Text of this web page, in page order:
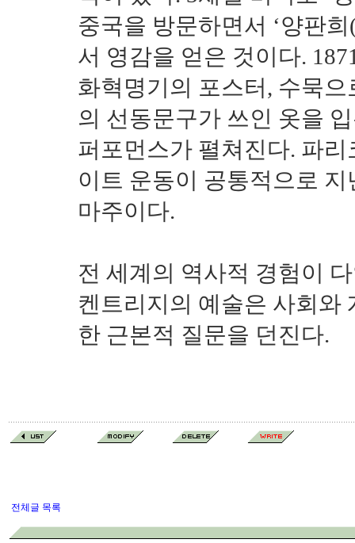
중국을 방문하면서 ‘양판
서 영감을 얻은 것이다.
화혁명기의 포스터, 수묵
의 선동문구가 쓰인 옷을
퍼포먼스가 펼쳐진다. 파
이트 운동이 공통적으로
마주이다.
전 세계의 역사적 경험이
켄트리지의 예술은 사회와
한 근본적 질문을 던진다.
전체글 목록